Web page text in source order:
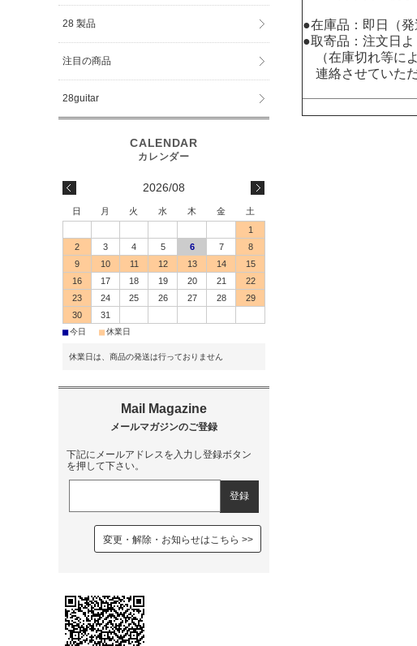
●在庫品：即日（発
●取寄品：注文日よ
（在庫切れ等に
連絡させていただ
28 製品
注目の商品
28guitar
2026/08
日 月 火 水 木 金
土
1
2
3 4 5 6 7
8
9
10 11 12 13 14
15
16
17 18 19 20 21
22
23
24 25 26 27 28
29
30
31
■今日 ■休業日
休業日は、商品の発送は行っておりません
下記にメールアドレスを入力し登録ボタン
を押して下さい。
変更・解除・お知らせはこちら